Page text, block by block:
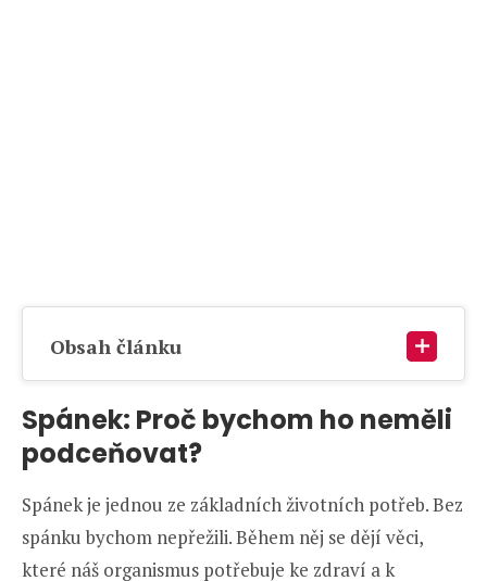
Obsah článku
Spánek: Proč bychom ho neměli
podceňovat?
Spánek je jednou ze základních životních potřeb. Bez
spánku bychom nepřežili. Během něj se dějí věci,
které náš organismus potřebuje ke zdraví a k